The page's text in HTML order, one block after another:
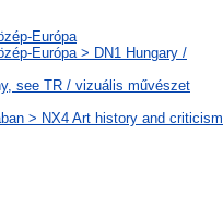
Európa
Európa > DN1 Hungary /
see TR / vizuális művészet
> NX4 Art history and criticism